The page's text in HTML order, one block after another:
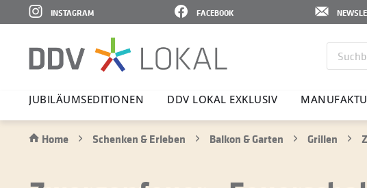
FACEBOOK
INSTAGRAM
JUBI­LÄ­UMS­E­DI­TIONEN DDV LOKAL EXKLUSIV
Home Schenken & Erleben Balkon & Garten Grillen